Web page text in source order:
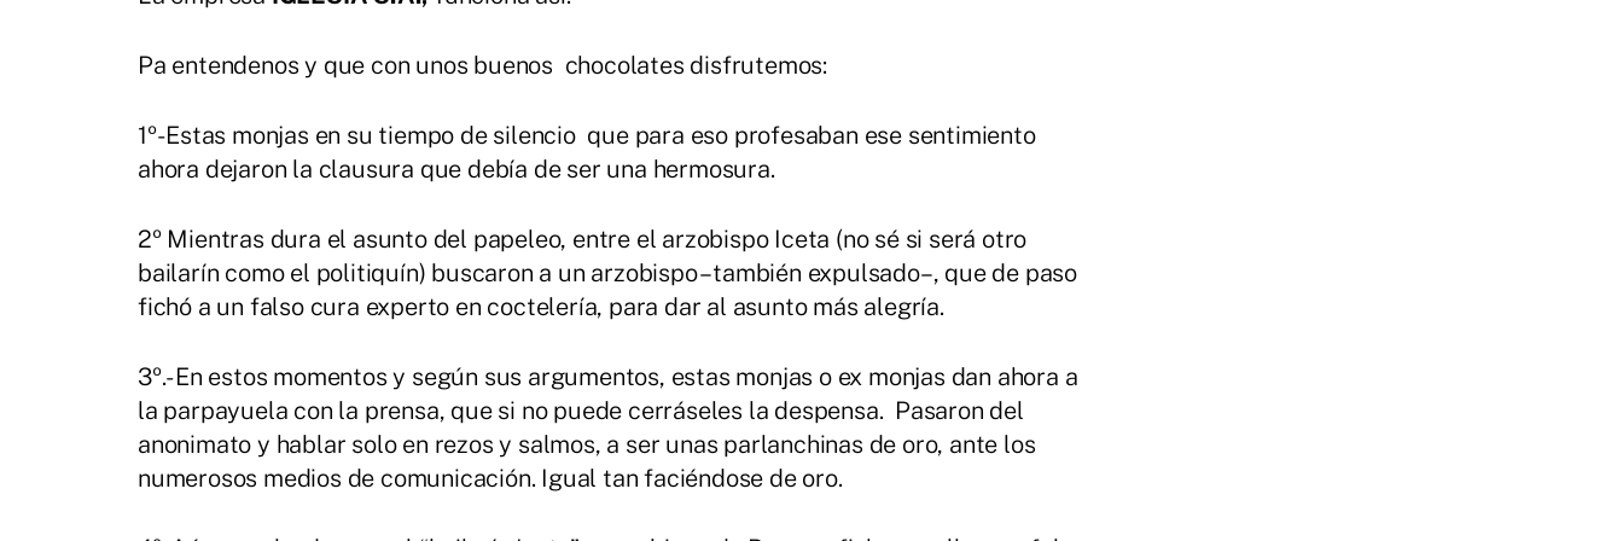
Pa entendenos y que con unos buenos chocolates disfrutemos:
1º- Estas monjas en su tiempo de silencio que para eso profesaban ese sentimiento
ahora dejaron la clausura que debía de ser una hermosura.
2º Mientras dura el asunto del papeleo, entre el arzobispo Iceta (no sé si será otro
bailarín como el politiquín) buscaron a un arzobispo –también expulsado–, que de paso
fichó a un falso cura experto en coctelería, para dar al asunto más alegría.
3º.- En estos momentos y según sus argumentos, estas monjas o ex monjas dan ahora a
la parpayuela con la prensa, que si no puede cerráseles la despensa. Pasaron del
anonimato y hablar solo en rezos y salmos, a ser unas parlanchinas de oro, ante los
numerosos medios de comunicación. Igual tan faciéndose de oro.